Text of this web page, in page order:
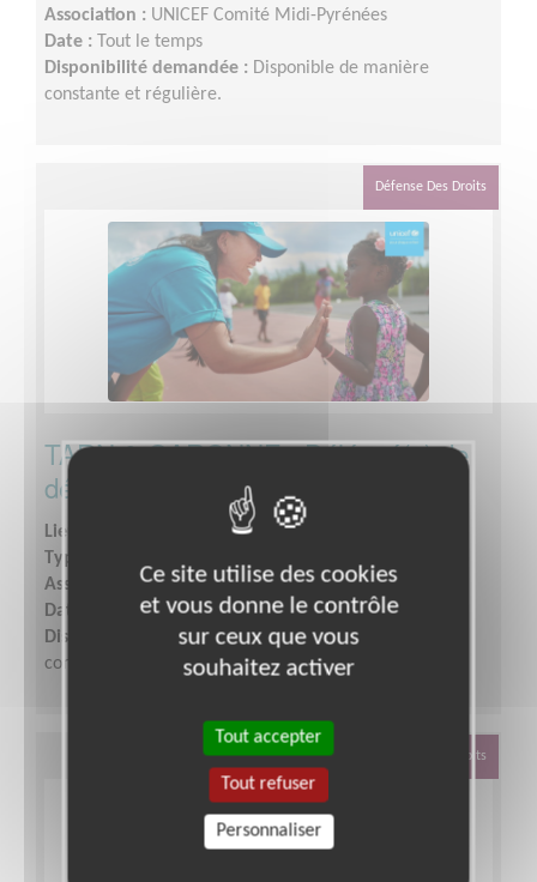
Association : UNICEF Comité Midi-Pyrénées
Date :
Tout le temps
Disponibilité demandée : Disponible de manière
constante et régulière.
Défense Des Droits
TARN & GARONNE - Délégué(e) de
délégation territoriale UNICEF
Lieu :
MONTAUBAN (82000)
Type :
Association :UNICEF Comité Midi-Pyrénées
Date :
Tout le temps
Disponibilité demandée :Disponible de manière
constante et régulière.
Défense Des Droits
Ce site utilise des cookies
et vous donne le contrôle
sur ceux que vous
souhaitez activer
Tout accepter
Tout refuser
Personnaliser